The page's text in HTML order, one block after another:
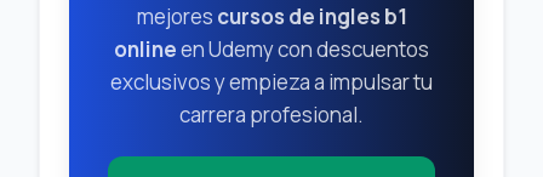
mejores cursos de ingles b1
onlineen Udemy con descuentos
exclusivos y empieza a impulsar tu
carrera profesional.